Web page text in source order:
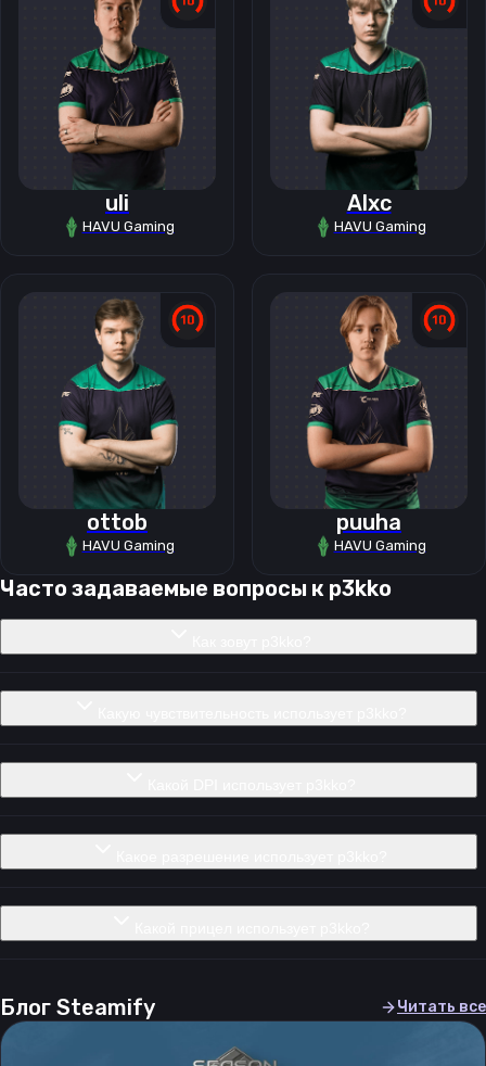
uli
HAVU Gaming
Alxc
HAVU Gaming
ottob
HAVU Gaming
puuha
HAVU Gaming
Часто задаваемые вопросы к p3kko
Блог Steamify Читать все